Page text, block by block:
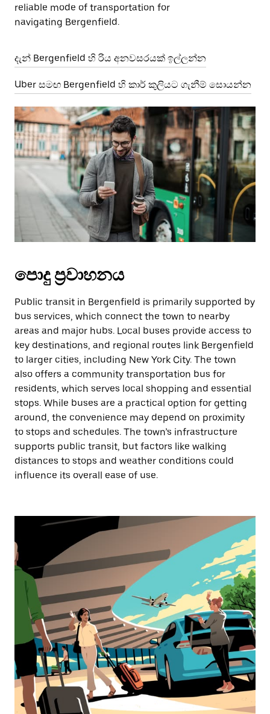
reliable mode of transportation for
navigating Bergenfield.
දැන් Bergenfield හි රිය අනවසරයක් ඉල්ලන්න
Uber සමඟ Bergenfield හි කාර් කුලියට ගැනීම් සොයන්න
පොදු ප්‍රවාහනය
Public transit in Bergenfield is primarily supported by
bus services, which connect the town to nearby
areas and major hubs. Local buses provide access to
key destinations, and regional routes link Bergenfield
to larger cities, including New York City. The town
also offers a community transportation bus for
residents, which serves local shopping and essential
stops. While buses are a practical option for getting
around, the convenience may depend on proximity
to stops and schedules. The town’s infrastructure
supports public transit, but factors like walking
distances to stops and weather conditions could
influence its overall ease of use.